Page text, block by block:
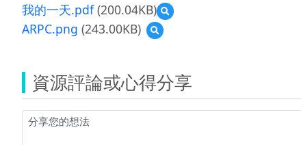
我的一天.pdf(200.04KB)
預
覽
天.pdf
ARPC.png (243.00KB)
預
覽
資源評論或心得分享